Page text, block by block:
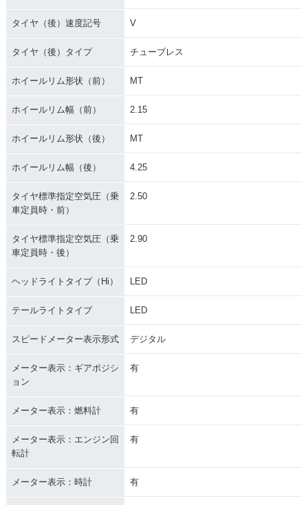
タイヤ（後）速度記号 V
タイヤ（後）タイプ チューブレス
ホイールリム形状（前） MT
ホイールリム幅（前） 2.15
ホイールリム形状（後） MT
ホイールリム幅（後） 4.25
タイヤ標準指定空気圧（乗
車定員時・前）
2.50
タイヤ標準指定空気圧（乗
車定員時・後）
2.90
ヘッドライトタイプ（Hi） LED
テールライトタイプ LED
スピードメーター表示形式 デジタル
メーター表示：ギアポジシ
ョン
有
メーター表示：燃料計 有
メーター表示：エンジン回
転計
有
メーター表示：時計 有